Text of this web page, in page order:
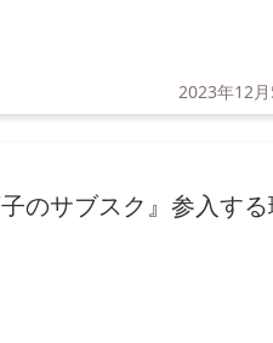
2023年12月
のサブスク』参入する